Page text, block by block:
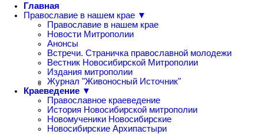
Главная
Православие в нашем крае ▼
Православие в нашем крае
Новости Митрополии
Анонсы
Встречи. Страничка православной молодежи
Вестник Новосибирской Митрополии
Издания митрополии
Журнал "Живоносный Источник"
Краеведение ▼
Православное краеведение
История Новосибирской митрополии
Новомученики Новосибирские
Новосибирские Архипастыри